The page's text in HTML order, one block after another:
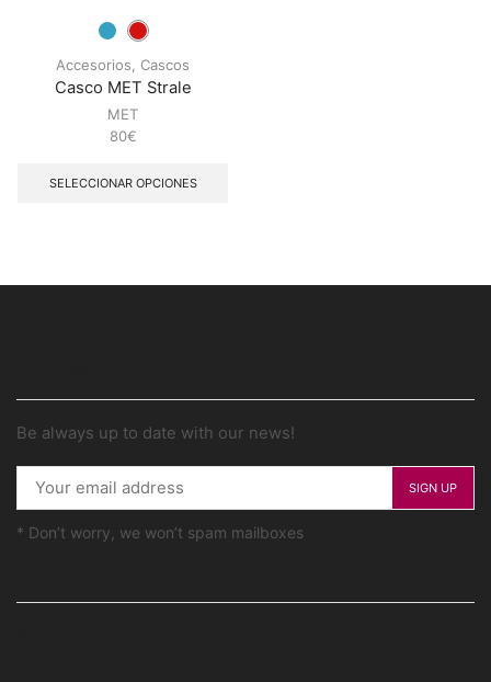
Accesorios Cascos
Casco MET Strale
MET
80€
SELECCIONAR OPCIONES
Be always up to date with our news!
* Don’t worry, we won’t spam mailboxes